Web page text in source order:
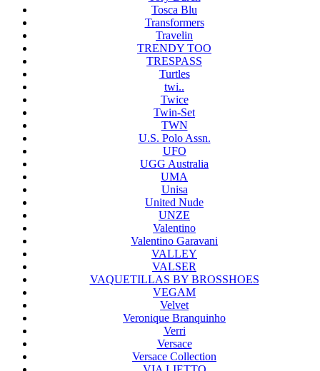
Tosca Blu
Transformers
Travelin
TRENDY TOO
TRESPASS
Turtles
twi..
Twice
Twin-Set
TWN
U.S. Polo Assn.
UFO
UGG Australia
UMA
Unisa
United Nude
UNZE
Valentino
Valentino Garavani
VALLEY
VALSER
VAQUETILLAS BY BROSSHOES
VEGAM
Velvet
Veronique Branquinho
Verri
Versace
Versace Collection